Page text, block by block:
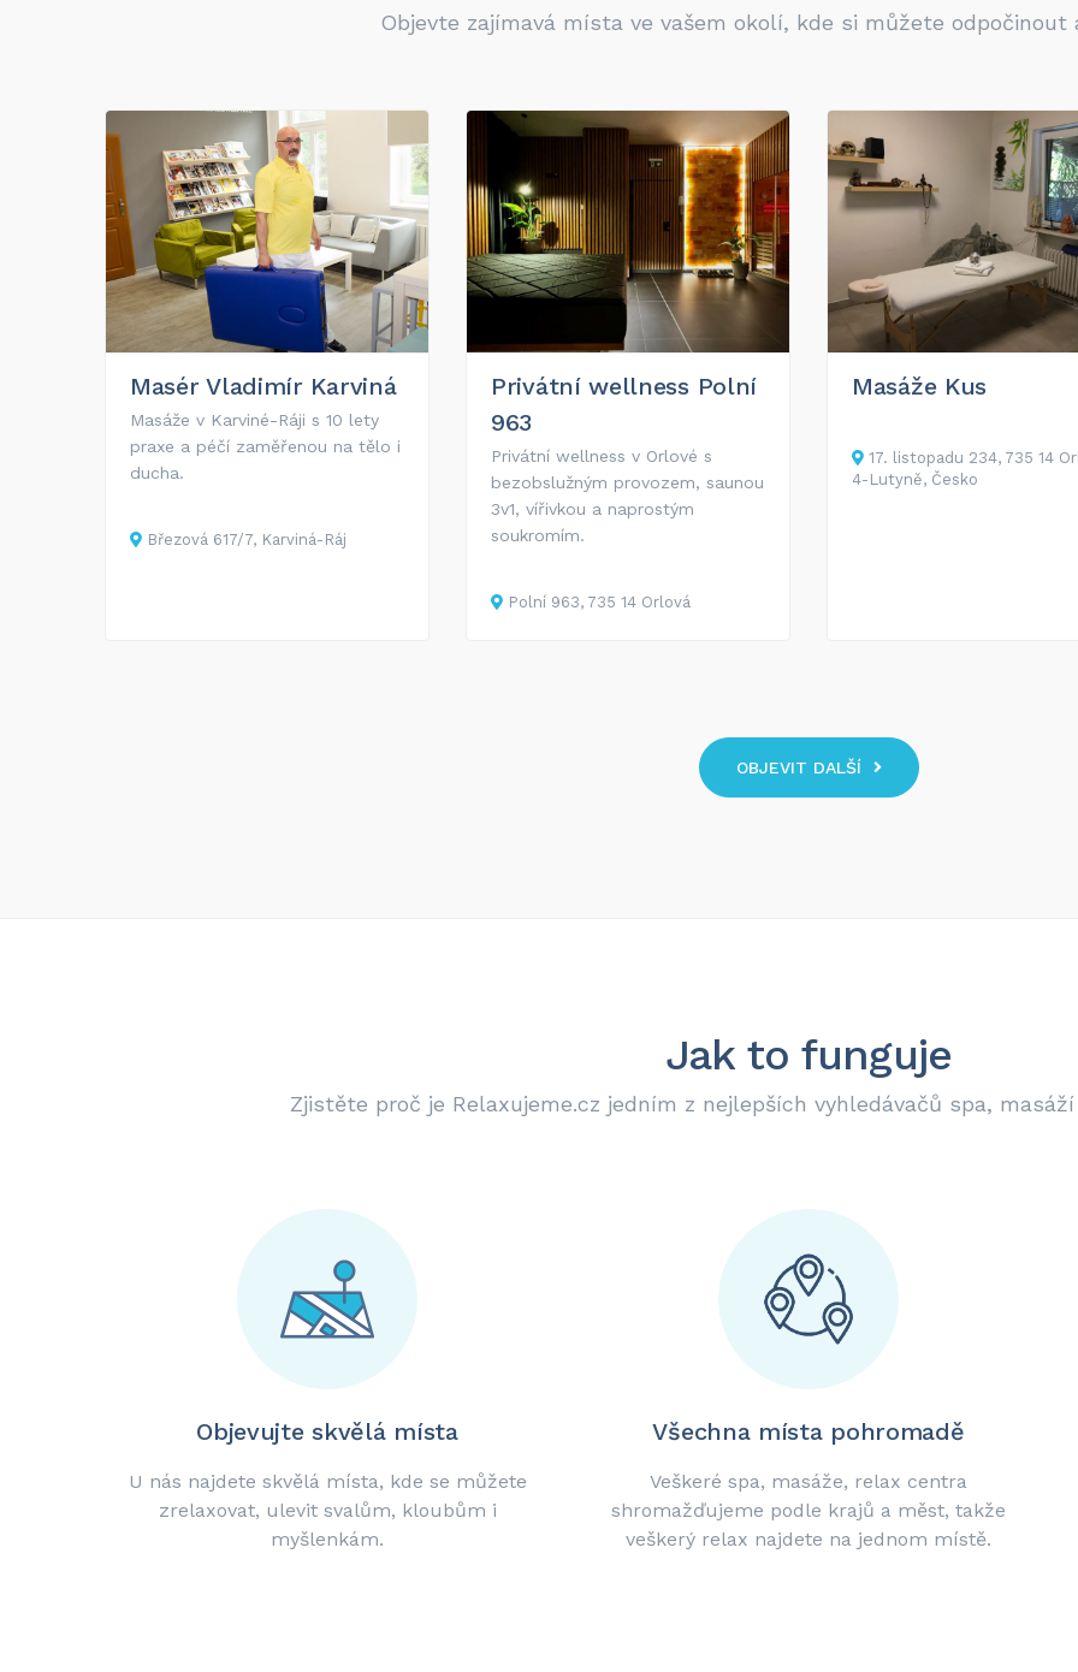
Objevte zajímavá místa ve vašem okolí, kde si můžete odpočinout
Masér Vladimír Karviná
Masáže v Karviné-Ráji s 10 lety
praxe a péčí zaměřenou na tělo i
ducha.
Březová 617/7, Karviná-Ráj
Privátní wellness Polní
963
Privátní wellness v Orlové s
bezobslužným provozem, saunou
3v1, vířivkou a naprostým
soukromím.
Polní 963, 735 14 Orlová
Masáže Kus
17. listopadu 234, 735 14
4-Lutyně, Česko
OBJEVIT DALŠÍ
Jak to funguje
Zjistěte proč je Relaxujeme.cz jedním z nejlepších vyhledávačů spa,
Objevujte skvělá místa
U nás najdete skvělá místa, kde se můžete
zrelaxovat, ulevit svalům, kloubům i
myšlenkám.
Všechna místa pohromadě
Veškeré spa, masáže, relax centra
shromažďujeme podle krajů a měst, takže
veškerý relax najdete na jednom místě.